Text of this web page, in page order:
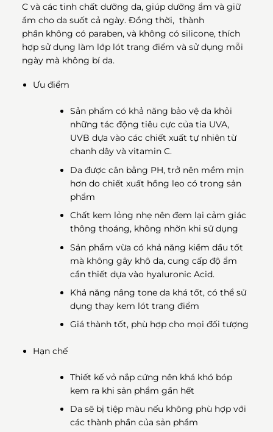
C và các tinh chất dưỡng da, giúp dưỡng ẩm và giữ
ẩm cho da suốt cả ngày. Đồng thời, thành
phần không có paraben, và không có silicone, thích
hợp sử dụng làm lớp lót trang điểm và sử dụng mỗi
ngày mà không bí da.
Ưu điểm
Sản phẩm có khả năng bảo vệ da khỏi
những tác động tiêu cực của tia UVA,
UVB dựa vào các chiết xuất tự nhiên từ
chanh dây và vitamin C.
Da được cân bằng PH, trở nên mềm mịn
hơn do chiết xuất hồng leo có trong sản
phẩm
Chất kem lỏng nhẹ nên đem lại cảm giác
thông thoáng, không nhờn khi sử dụng
Sản phẩm vừa có khả năng kiềm dầu tốt
mà không gây khô da, cung cấp độ ẩm
cần thiết dựa vào hyaluronic Acid.
Khả năng nâng tone da khá tốt, có thể sử
dụng thay kem lót trang điểm
Giá thành tốt, phù hợp cho mọi đối tượng
Hạn chế
Thiết kế vỏ nắp cứng nên khá khó bóp
kem ra khi sản phẩm gần hết
Da sẽ bị tiệp màu nếu không phù hợp với
các thành phần của sản phẩm